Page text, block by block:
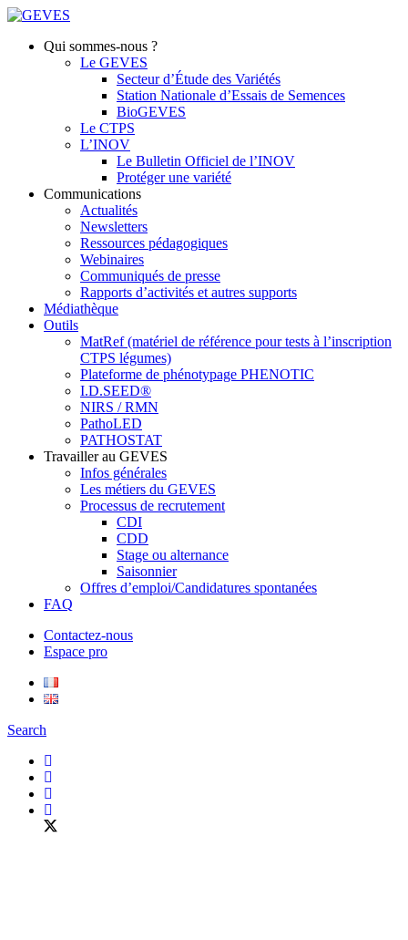
Qui sommes-nous ?
Le GEVES
Secteur d’Étude des Variétés
Station Nationale d’Essais de Semences
BioGEVES
Le CTPS
L’INOV
Le Bulletin Officiel de l’INOV
Protéger une variété
Communications
Actualités
Newsletters
Ressources pédagogiques
Webinaires
Communiqués de presse
Rapports d’activités et autres supports
Médiathèque
Outils
MatRef (matériel de référence pour tests à l’inscription
CTPS légumes)
Plateforme de phénotypage PHENOTIC
I.D.SEED®
NIRS / RMN
PathoLED
PATHOSTAT
Travailler au GEVES
Infos générales
Les métiers du GEVES
Processus de recrutement
CDI
CDD
Stage ou alternance
Saisonnier
Offres d’emploi/Candidatures spontanées
FAQ
Contactez-nous
Espace pro
Search